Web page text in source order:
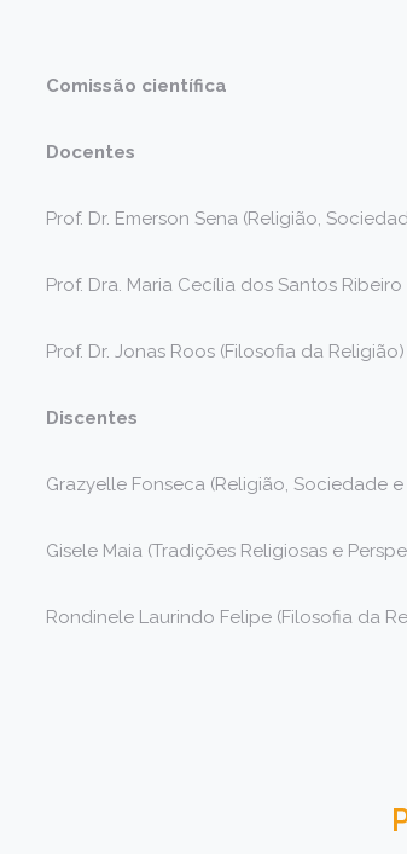
Comissão científica
Docentes
Prof. Dr. Emerson Sena (Religião,
Prof. Dra. Maria Cecília dos Santos
Prof. Dr. Jonas Roos (Filosofia da Religião)
Discentes
Grazyelle Fonseca (Religião, Sociedade
Gisele Maia (Tradições Religiosas e
Rondinele Laurindo Felipe (Filosofia da